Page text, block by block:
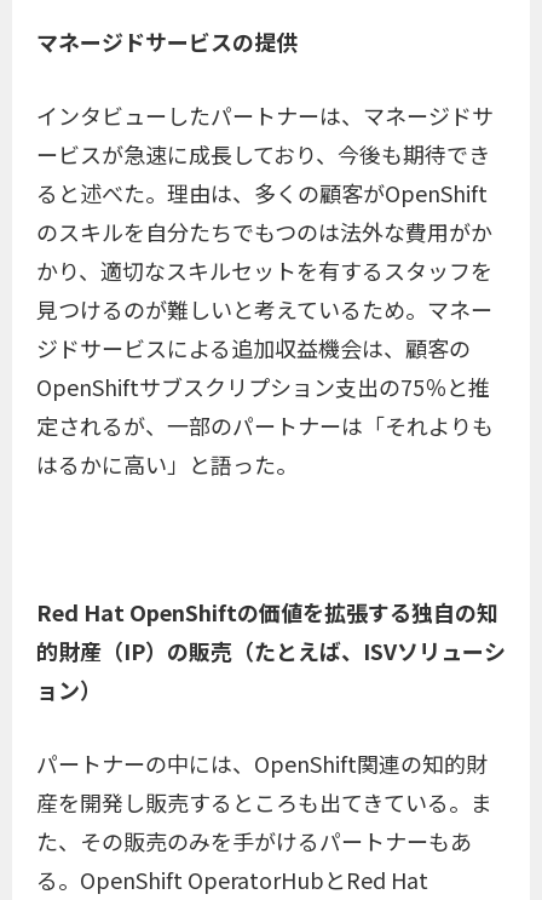
マネージドサービスの提供
インタビューしたパートナーは、マネージドサ
ービスが急速に成長しており、今後も期待でき
ると述べた。理由は、多くの顧客がOpenShift
のスキルを自分たちでもつのは法外な費用がか
かり、適切なスキルセットを有するスタッフを
見つけるのが難しいと考えているため。マネー
ジドサービスによる追加収益機会は、顧客の
OpenShiftサブスクリプション支出の75％と推
定されるが、一部のパートナーは「それよりも
はるかに高い」と語った。
Red Hat OpenShiftの価値を拡張する独自の知
的財産（IP）の販売（たとえば、ISVソリューシ
ョン）
パートナーの中には、OpenShift関連の知的財
産を開発し販売するところも出てきている。ま
た、その販売のみを手がけるパートナーもあ
る。OpenShift OperatorHubとRed Hat